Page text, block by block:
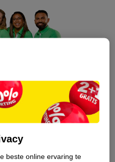
in
aan
beste online ervaring te